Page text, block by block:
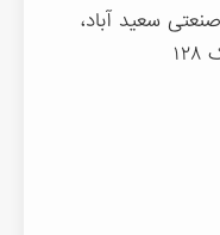
سعید آباد،